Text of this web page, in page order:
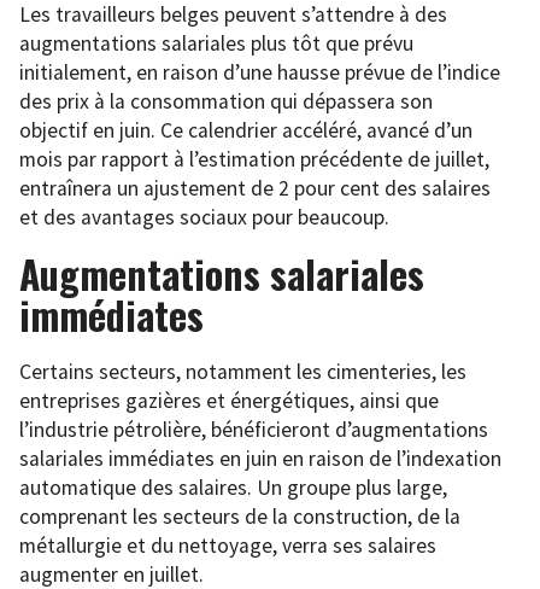
Les travailleurs belges peuvent s’attendre à des
augmentations salariales plus tôt que prévu
initialement, en raison d’une hausse prévue de l’indice
des prix à la consommation qui dépassera son
objectif en juin. Ce calendrier accéléré, avancé d’un
mois par rapport à l’estimation précédente de juillet,
entraînera un ajustement de 2 pour cent des salaires
et des avantages sociaux pour beaucoup.
Augmentations salariales
immédiates
Certains secteurs, notamment les cimenteries, les
entreprises gazières et énergétiques, ainsi que
l’industrie pétrolière, bénéficieront d’augmentations
salariales immédiates en juin en raison de l’indexation
automatique des salaires. Un groupe plus large,
comprenant les secteurs de la construction, de la
métallurgie et du nettoyage, verra ses salaires
augmenter en juillet.